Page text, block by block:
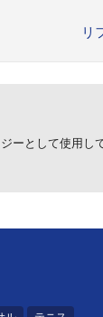
リ
ーとして使用し